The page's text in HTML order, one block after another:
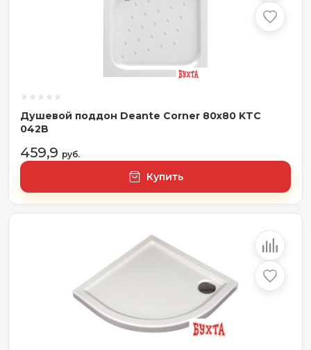
Душевой поддон Deante Corner 80x80 KTC
042B
459,9 руб.
Купить